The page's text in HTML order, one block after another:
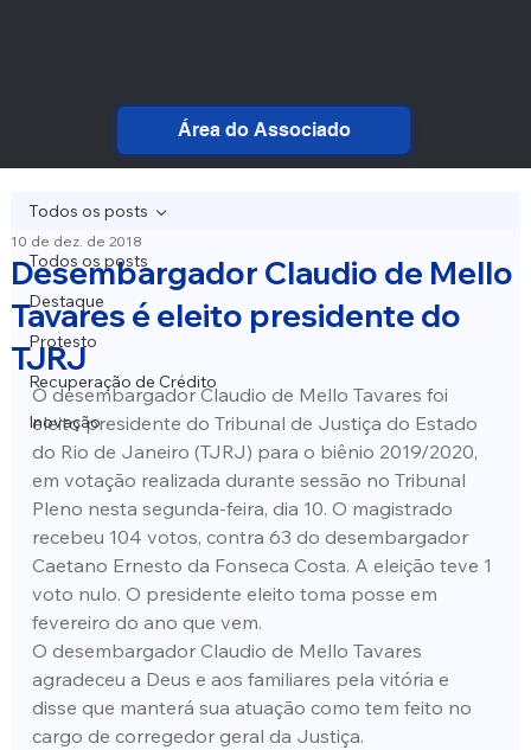
Área do Associado
Todos os posts
Destaque
Protesto
Recuperação de Crédito
Inovação
Todos os posts
Desembargador Claudio de Mello
Tavares é eleito presidente do
TJRJ
10 de dez. de 2018
O desembargador Claudio de Mello Tavares foi
eleito presidente do Tribunal de Justiça do Estado
do Rio de Janeiro (TJRJ) para o biênio 2019/2020,
em votação realizada durante sessão no Tribunal
Pleno nesta segunda-feira, dia 10. O magistrado
recebeu 104 votos, contra 63 do desembargador
Caetano Ernesto da Fonseca Costa. A eleição teve 1
voto nulo. O presidente eleito toma posse em
fevereiro do ano que vem.
O desembargador Claudio de Mello Tavares
agradeceu a Deus e aos familiares pela vitória e
disse que manterá sua atuação como tem feito no
cargo de corregedor geral da Justiça.